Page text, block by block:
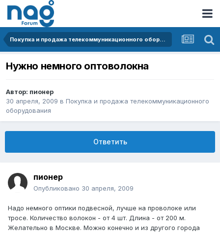
Покупка и продажа телекоммуникационного оборудования
Нужно немного оптоволокна
Автор: пионер
30 апреля, 2009 в Покупка и продажа телекоммуникационного
оборудования
Ответить
пионер
Опубликовано 30 апреля, 2009
Надо немного оптики подвесной, лучше на проволоке или
тросе. Количество волокон - от 4 шт. Длина - от 200 м.
Желательно в Москве. Можно конечно и из другого города